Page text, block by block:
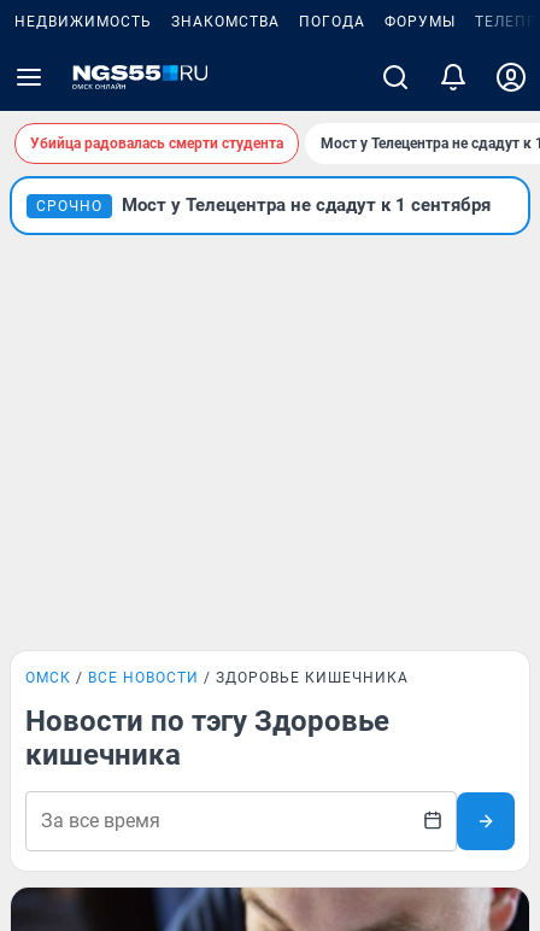
НЕДВИЖИМОСТЬ ЗНАКОМСТВА ПОГОДА ФОРУМЫ
Убийца радовалась смерти студента Мост у Телецентра не сдадут к
СРОЧНО Мост у Телецентра не сдадут к 1 сентября
ОМСК ВСЕ НОВОСТИ ЗДОРОВЬЕ КИШЕЧНИКА
Новости по тэгу Здоровье
кишечника